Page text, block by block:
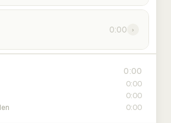
0:00 ›
0:00
0:00
0:00
0:00